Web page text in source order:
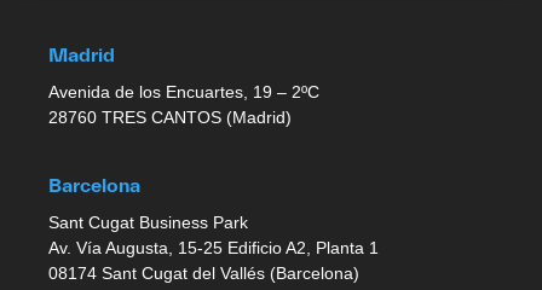
Madrid
Avenida de los Encuartes, 19 – 2ºC
28760 TRES CANTOS (Madrid)
Barcelona
Sant Cugat Business Park
Av. Vía Augusta, 15-25 Edificio A2, Planta 1
08174 Sant Cugat del Vallés (Barcelona)